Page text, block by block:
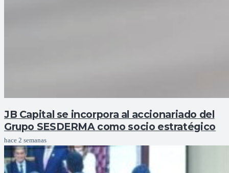
JB Capital se incorpora al accionariado del
Grupo SESDERMA como socio estratégico
hace 2 semanas